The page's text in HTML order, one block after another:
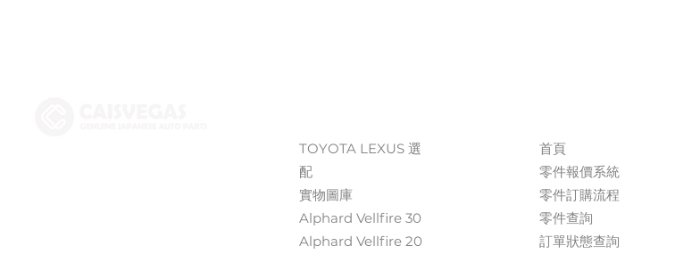
TOYOTA LEXUS 選
配
實物圖庫
Alphard Vellfire 30
Alphard Vellfire 20
首頁
零件報價系統
​零件訂購流程
零件查詢
訂單狀態查詢